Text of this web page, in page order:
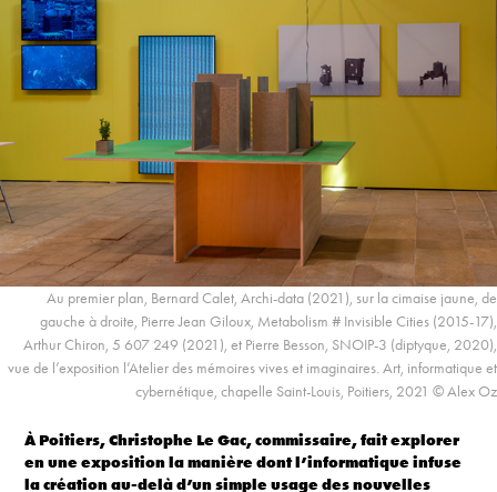
Au premier plan, Bernard Calet, Archi-data (2021), sur la cimaise jaune, de
gauche à droite, Pierre Jean Giloux, Metabolism # Invisible Cities (2015-17),
Arthur Chiron, 5 607 249 (2021), et Pierre Besson, SNOIP-3 (diptyque, 2020),
vue de l’exposition l’Atelier des mémoires vives et imaginaires. Art, informatique et
cybernétique, chapelle Saint-Louis, Poitiers, 2021 © Alex Oz
À Poitiers, Christophe Le Gac, commissaire, fait explorer
en une exposition la manière dont l’informatique infuse
la création au-delà d’un simple usage des nouvelles